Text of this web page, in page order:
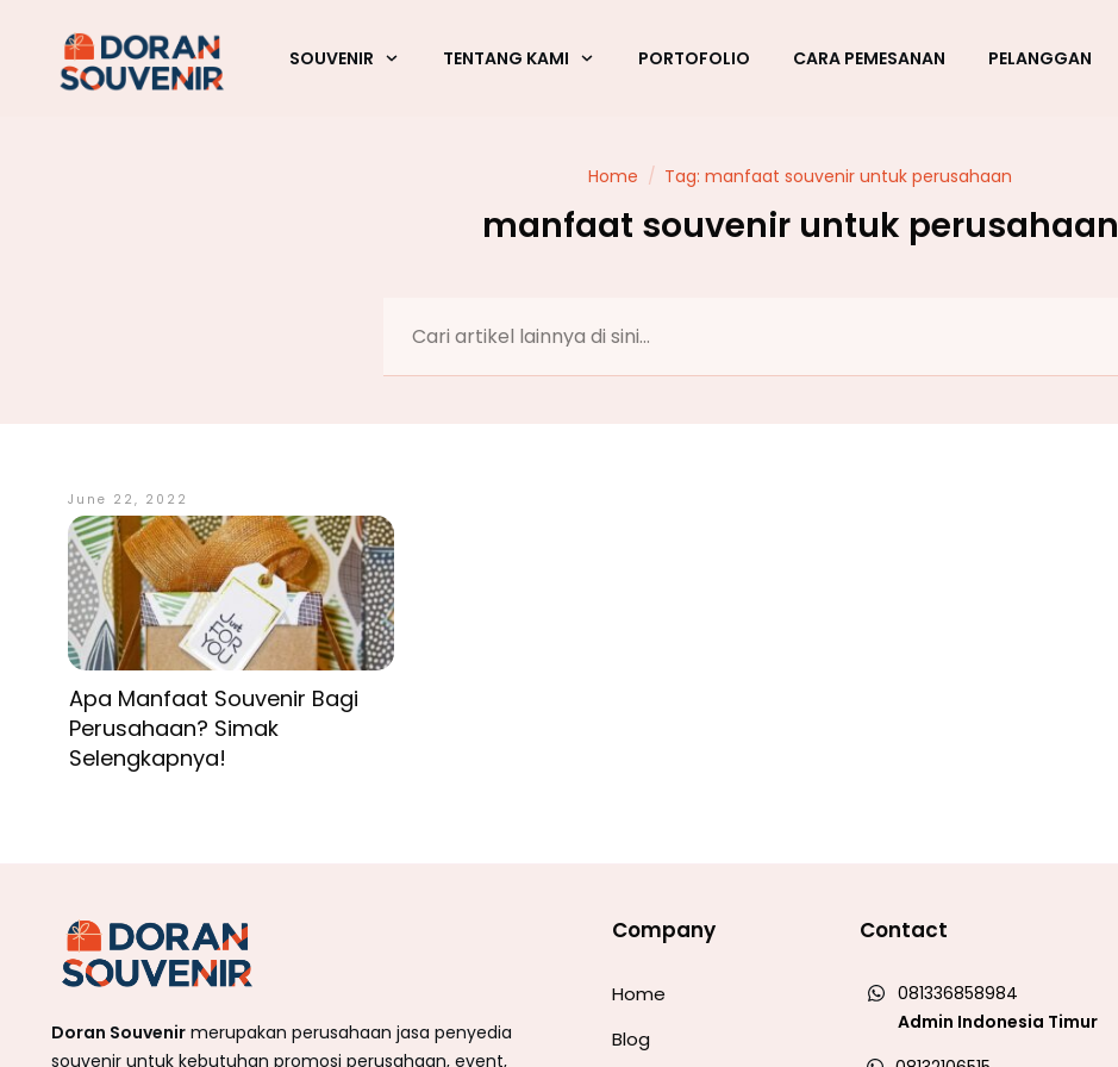
SOUVENIR TENTANG KAMI PORTOFOLIO CARA PEMESANAN PELANGGAN
Home / Tag: manfaat souvenir untuk perusahaan
manfaat souvenir untuk perusahaan
June 22, 2022
Apa Manfaat Souvenir Bagi
Perusahaan? Simak
Selengkapnya!
Doran Souvenir merupakan perusahaan jasa penyedia
souvenir untuk kebutuhan promosi perusahaan, event,
Company
Home
Blog
Contact
081336858984
Admin Indonesia Timur